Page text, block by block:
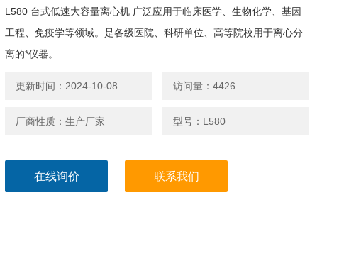
L580 台式低速大容量离心机 广泛应用于临床医学、生物化学、基因
工程、免疫学等领域。是各级医院、科研单位、高等院校用于离心分
离的*仪器。
更新时间：2024-10-08 访问量：4426
厂商性质：生产厂家 型号：L580
在线询价 联系我们